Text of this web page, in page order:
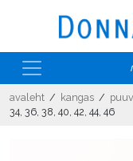
avaleht / kangas /
34, 36, 38, 40, 42, 44, 46